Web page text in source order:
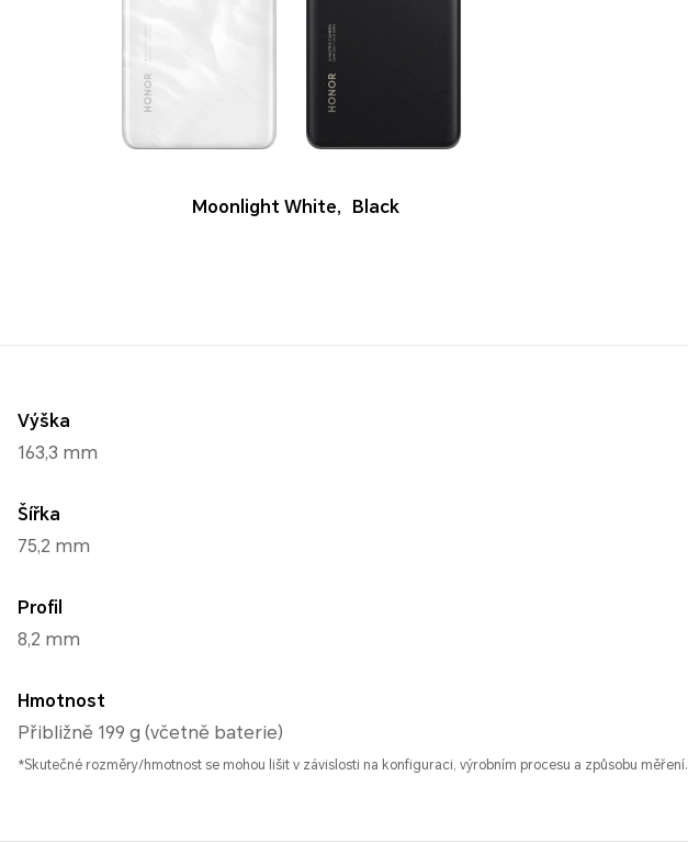
Moonlight White, Black
Výška
163,3 mm
Šířka
75,2 mm
Profil
8,2 mm
Hmotnost
Přibližně 199 g (včetně baterie)
*Skutečné rozměry/hmotnost se mohou lišit v závislosti na konfiguraci, výrobním procesu a způsobu měření.